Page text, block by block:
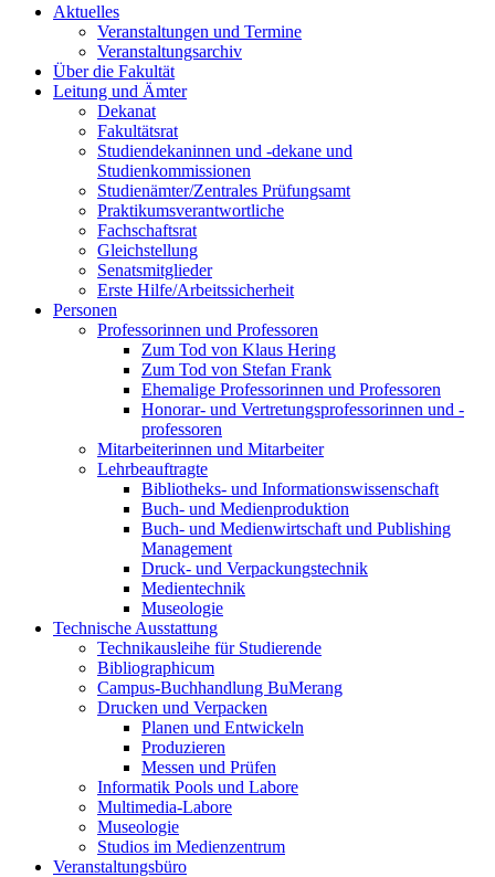
Aktuelles
Veranstaltungen und Termine
Veranstaltungsarchiv
Über die Fakultät
Leitung und Ämter
Dekanat
Fakultätsrat
Studiendekaninnen und -dekane und
Studienkommissionen
Studienämter/Zentrales Prüfungsamt
Praktikumsverantwortliche
Fachschaftsrat
Gleichstellung
Senatsmitglieder
Erste Hilfe/Arbeitssicherheit
Personen
Professorinnen und Professoren
Zum Tod von Klaus Hering
Zum Tod von Stefan Frank
Ehemalige Professorinnen und Professoren
Honorar- und Vertretungsprofessorinnen und -
professoren
Mitarbeiterinnen und Mitarbeiter
Lehrbeauftragte
Bibliotheks- und Informationswissenschaft
Buch- und Medienproduktion
Buch- und Medienwirtschaft und Publishing
Management
Druck- und Verpackungstechnik
Medientechnik
Museologie
Technische Ausstattung
Technikausleihe für Studierende
Bibliographicum
Campus-Buchhandlung BuMerang
Drucken und Verpacken
Planen und Entwickeln
Produzieren
Messen und Prüfen
Informatik Pools und Labore
Multimedia-Labore
Museologie
Studios im Medienzentrum
Veranstaltungsbüro